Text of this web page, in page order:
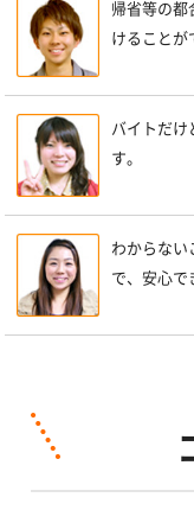
帰省等の都
けることが
バイトだけ
す。
わからない
で、安心で